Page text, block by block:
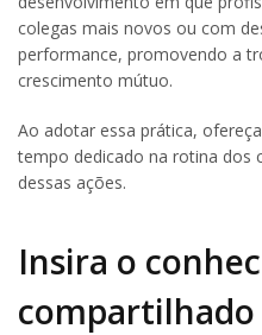
colegas mais novos ou com
performance, promovendo a
crescimento mútuo.
Ao adotar essa prática,
tempo dedicado na rotina dos
dessas ações.
Insira o
compartilhado